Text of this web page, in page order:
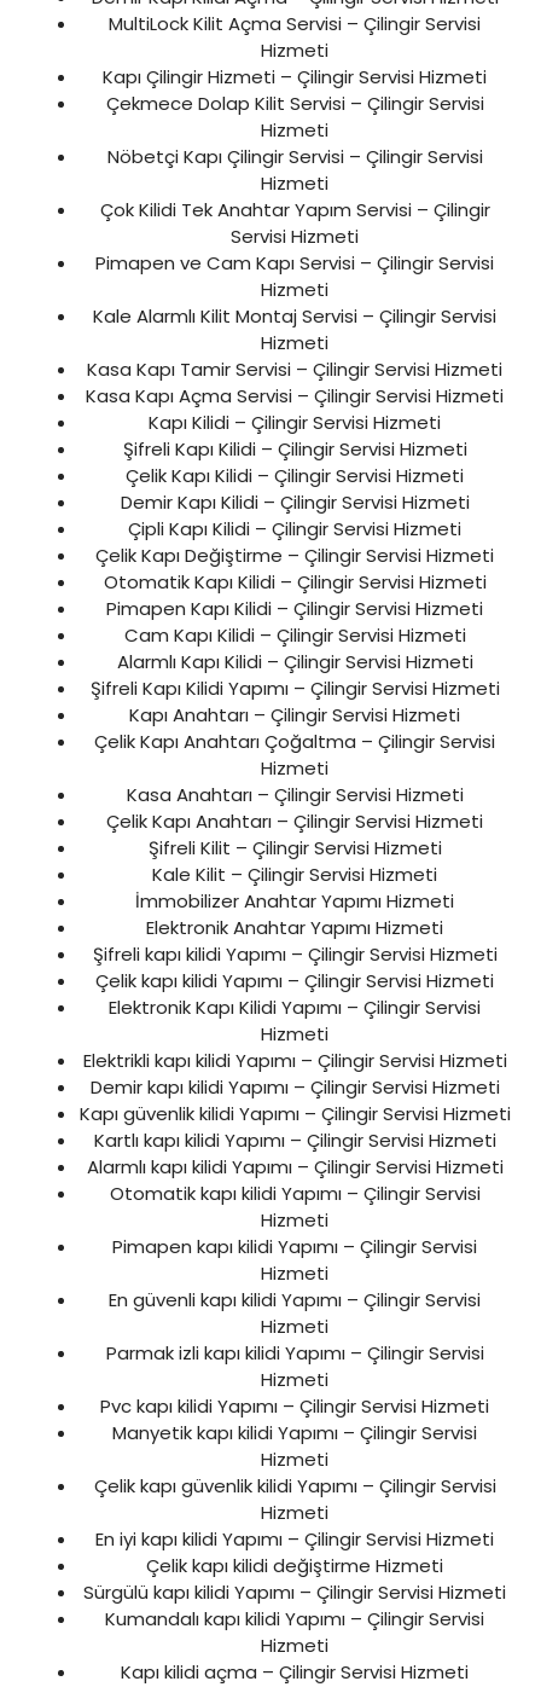
MultiLock Kilit Açma Servisi – Çilingir Servisi
Hizmeti
Kapı Çilingir Hizmeti – Çilingir Servisi Hizmeti
Çekmece Dolap Kilit Servisi – Çilingir Servisi
Hizmeti
Nöbetçi Kapı Çilingir Servisi – Çilingir Servisi
Hizmeti
Çok Kilidi Tek Anahtar Yapım Servisi – Çilingir
Servisi Hizmeti
Pimapen ve Cam Kapı Servisi – Çilingir Servisi
Hizmeti
Kale Alarmlı Kilit Montaj Servisi – Çilingir Servisi
Hizmeti
Kasa Kapı Tamir Servisi – Çilingir Servisi Hizmeti
Kasa Kapı Açma Servisi – Çilingir Servisi Hizmeti
Kapı Kilidi – Çilingir Servisi Hizmeti
Şifreli Kapı Kilidi – Çilingir Servisi Hizmeti
Çelik Kapı Kilidi – Çilingir Servisi Hizmeti
Demir Kapı Kilidi – Çilingir Servisi Hizmeti
Çipli Kapı Kilidi – Çilingir Servisi Hizmeti
Çelik Kapı Değiştirme – Çilingir Servisi Hizmeti
Otomatik Kapı Kilidi – Çilingir Servisi Hizmeti
Pimapen Kapı Kilidi – Çilingir Servisi Hizmeti
Cam Kapı Kilidi – Çilingir Servisi Hizmeti
Alarmlı Kapı Kilidi – Çilingir Servisi Hizmeti
Şifreli Kapı Kilidi Yapımı – Çilingir Servisi Hizmeti
Kapı Anahtarı – Çilingir Servisi Hizmeti
Çelik Kapı Anahtarı Çoğaltma – Çilingir Servisi
Hizmeti
Kasa Anahtarı – Çilingir Servisi Hizmeti
Çelik Kapı Anahtarı – Çilingir Servisi Hizmeti
Şifreli Kilit – Çilingir Servisi Hizmeti
Kale Kilit – Çilingir Servisi Hizmeti
İmmobilizer Anahtar Yapımı Hizmeti
Elektronik Anahtar Yapımı Hizmeti
Şifreli kapı kilidi Yapımı – Çilingir Servisi Hizmeti
Çelik kapı kilidi Yapımı – Çilingir Servisi Hizmeti
Elektronik Kapı Kilidi Yapımı – Çilingir Servisi
Hizmeti
Elektrikli kapı kilidi Yapımı – Çilingir Servisi Hizmeti
Demir kapı kilidi Yapımı – Çilingir Servisi Hizmeti
Kapı güvenlik kilidi Yapımı – Çilingir Servisi Hizmeti
Kartlı kapı kilidi Yapımı – Çilingir Servisi Hizmeti
Alarmlı kapı kilidi Yapımı – Çilingir Servisi Hizmeti
Otomatik kapı kilidi Yapımı – Çilingir Servisi
Hizmeti
Pimapen kapı kilidi Yapımı – Çilingir Servisi
Hizmeti
En güvenli kapı kilidi Yapımı – Çilingir Servisi
Hizmeti
Parmak izli kapı kilidi Yapımı – Çilingir Servisi
Hizmeti
Pvc kapı kilidi Yapımı – Çilingir Servisi Hizmeti
Manyetik kapı kilidi Yapımı – Çilingir Servisi
Hizmeti
Çelik kapı güvenlik kilidi Yapımı – Çilingir Servisi
Hizmeti
En iyi kapı kilidi Yapımı – Çilingir Servisi Hizmeti
Çelik kapı kilidi değiştirme Hizmeti
Sürgülü kapı kilidi Yapımı – Çilingir Servisi Hizmeti
Kumandalı kapı kilidi Yapımı – Çilingir Servisi
Hizmeti
Kapı kilidi açma – Çilingir Servisi Hizmeti